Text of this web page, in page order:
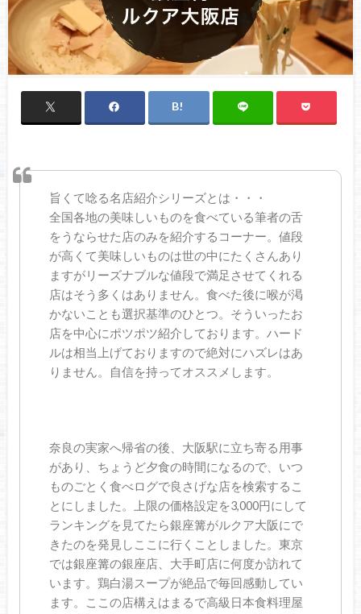
旨くて唸る名店紹介シリーズとは・・・
全国各地の美味しいものを食べている筆者の舌
をうならせた店のみを紹介するコーナー。値段
が高くて美味しいものは世の中にたくさんあり
ますがリーズナブルな値段で満足させてくれる
店はそう多くはありません。食べた後に喉が渇
かないことも選択基準のひとつ。そういったお
店を中心にポツポツ紹介しております。ハード
ルは相当上げておりますので絶対にハズレはあ
りません。自信を持ってオススメします。
奈良の実家へ帰省の後、大阪駅に立ち寄る用事
があり、ちょうど夕食の時間になるので、いつ
ものごとく食べログで良さげな店を検索するこ
とにしました。上限の価格設定を3,000円にして
ランキングを見てたら銀座篝がルクア大阪にで
きたのを発見しここに行くことしました。東京
では銀座篝の銀座店、大手町店に何度か訪れて
います。鶏白湯スープが絶品で毎回感動してい
ます。ここの店構えはまるで高級日本食料理屋